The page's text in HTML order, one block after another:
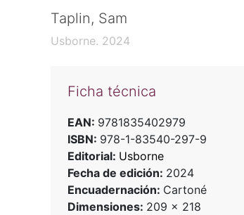
Taplin, Sam
Usborne. 2024
Ficha técnica
EAN: 9781835402979
ISBN: 978-1-83540-297-9
Editorial: Usborne
Fecha de edición: 2024
Encuadernación: Cartoné
Dimensiones: 209 x 218